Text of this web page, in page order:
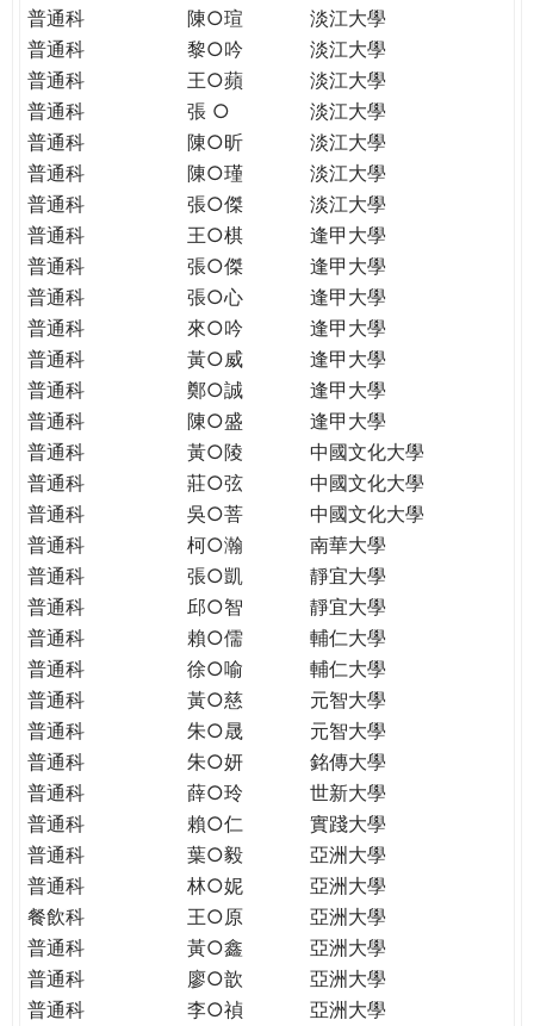
普通科
陳○瑄
淡江大學
普通科
黎○吟
淡江大學
普通科
王○蘋
淡江大學
普通科
張 ○
淡江大學
普通科
陳○昕
淡江大學
普通科
陳○瑾
淡江大學
普通科
張○傑
淡江大學
普通科
王○棋
逢甲大學
普通科
張○傑
逢甲大學
普通科
張○心
逢甲大學
普通科
來○吟
逢甲大學
普通科
黃○威
逢甲大學
普通科
鄭○誠
逢甲大學
普通科
陳○盛
逢甲大學
普通科
黃○陵
中國文化大學
普通科
莊○弦
中國文化大學
普通科
吳○菩
中國文化大學
普通科
柯○瀚
南華大學
普通科
張○凱
靜宜大學
普通科
邱○智
靜宜大學
普通科
賴○儒
輔仁大學
普通科
徐○喻
輔仁大學
普通科
黃○慈
元智大學
普通科
朱○晟
元智大學
普通科
朱○妍
銘傳大學
普通科
薛○玲
世新大學
普通科
賴○仁
實踐大學
普通科
葉○毅
亞洲大學
普通科
林○妮
亞洲大學
餐飲科
王○原
亞洲大學
普通科
黃○鑫
亞洲大學
普通科
廖○歆
亞洲大學
普通科
李○禎
亞洲大學